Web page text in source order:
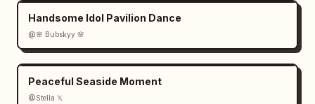
Handsome Idol Pavilion Dance
@🌸 Bubskyy 🌸
Peaceful Seaside Moment
@Stella 𝕏